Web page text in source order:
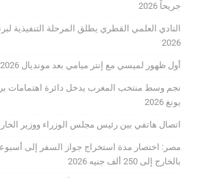
جريحاً 2026
النادي العلمي القطري يطلق المرحلة التنفيذية
2026
أول ظهور لميسي مع إنتر ميامي بعد مونديال 2026 2026
نجم وسط منتخب المغرب يدخل دائرة اهتمامات
يونغ 2026
اتصال هاتفي بين رئيس مجلس الوزراء ووزير
مصر: اختصار مدة استخراج جواز السفر إلى
بالخارج إلى 250 ألف جنيه 2026